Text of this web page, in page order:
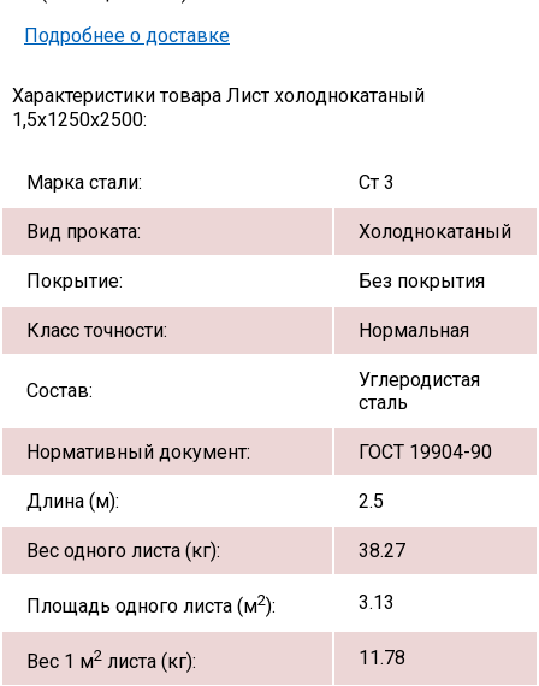
Подробнее о доставке
Характеристики товара Лист холоднокатаный
1,5х1250х2500:
Марка стали: Ст 3
Вид проката: Холоднокатаный
Покрытие: Без покрытия
Класс точности: Нормальная
Состав:
Углеродистая
сталь
Нормативный документ: ГОСТ 19904-90
Длина (м): 2.5
Вес одного листа (кг): 38.27
Площадь одного листа (м2): 3.13
Вес 1 м2 листа (кг): 11.78